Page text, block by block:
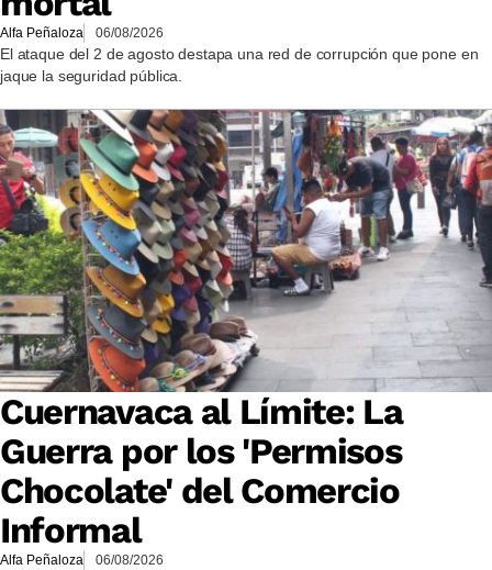
Alfa Peñaloza 06/08/2026
El ataque del 2 de agosto destapa una red de corrupción que pone en
jaque la seguridad pública.
Cuernavaca al Límite: La
Guerra por los 'Permisos
Chocolate' del Comercio
Informal
Alfa Peñaloza 06/08/2026